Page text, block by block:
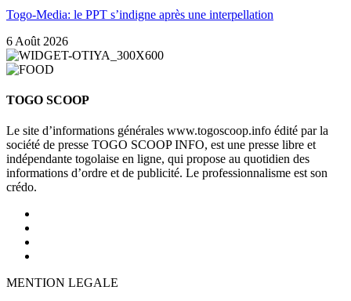
Togo-Media: le PPT s’indigne après une interpellation
6 Août 2026
TOGO SCOOP
Le site d’informations générales www.togoscoop.info édité par la
société de presse TOGO SCOOP INFO, est une presse libre et
indépendante togolaise en ligne, qui propose au quotidien des
informations d’ordre et de publicité. Le professionnalisme est son
crédo.
MENTION LEGALE